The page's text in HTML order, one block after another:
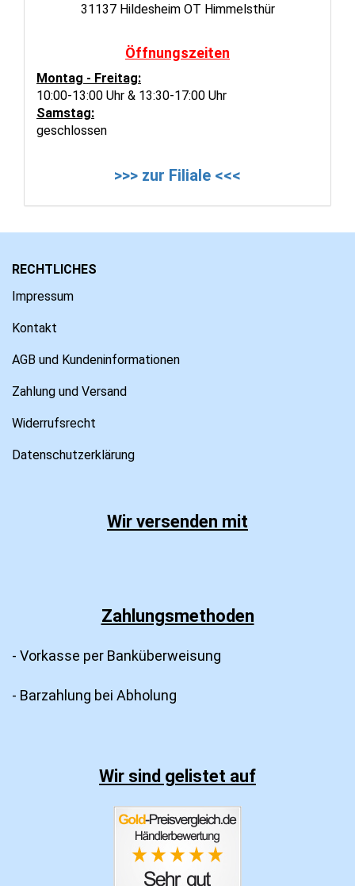
31137 Hildesheim OT Himmelsthür
Öffnungszeiten
Montag - Freitag:
10:00-13:00 Uhr & 13:30-17:00 Uhr
Samstag:
geschlossen
>>> zur Filiale <<<
RECHTLICHES
Impressum
Kontakt
AGB und Kundeninformationen
Zahlung und Versand
Widerrufsrecht
Datenschutzerklärung
Wir versenden mit
Zahlungsmethoden
- Vorkasse per Banküberweisung
- Barzahlung bei Abholung
Wir sind gelistet auf